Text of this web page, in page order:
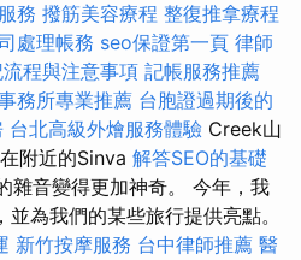
務 撥筋美容療程 整復推拿療程
處理帳務 seo保證第一頁 律師
程與注意事項 記帳服務推薦
務所專業推薦 台胞證過期後的
台北高級外燴服務體驗 Creek山
附近的Sinva 解答SEO的基礎
雜音變得更加神奇。 今年，我
為我們的某些旅行提供亮點。
新竹按摩服務 台中律師推薦 醫